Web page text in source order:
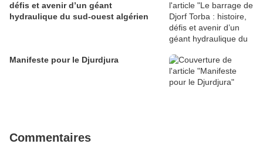
défis et avenir d’un géant
hydraulique du sud-ouest algérien
Manifeste pour le Djurdjura
Commentaires